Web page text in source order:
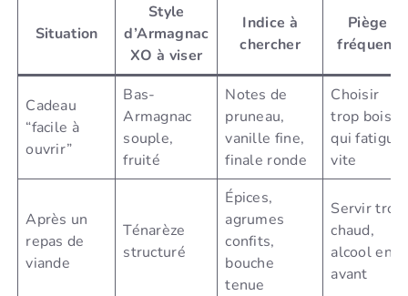
Situation
Style
d’Armagnac
XO à viser
Indice à
chercher
Piège
fréquent
Cadeau
“facile à
ouvrir”
Bas-
Armagnac
souple,
fruité
Notes de
pruneau,
vanille fine,
finale ronde
Choisir
trop boisé,
qui fatigue
vite
Après un
repas de
viande
Ténarèze
structuré
Épices,
agrumes
confits,
bouche
tenue
Servir trop
chaud,
alcool en
avant